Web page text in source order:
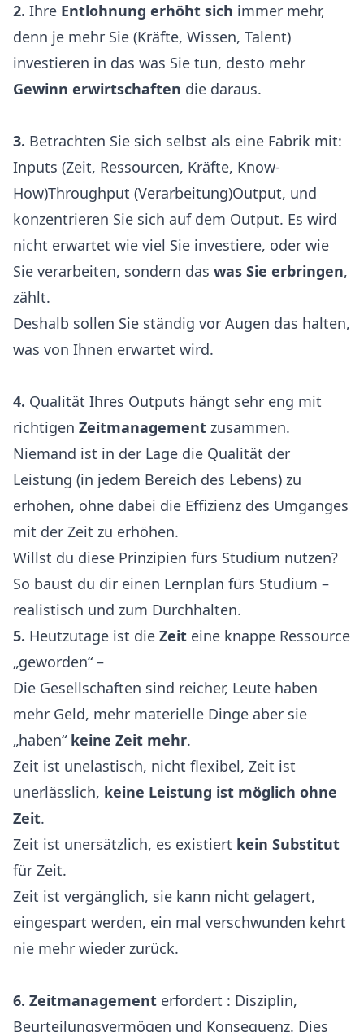
2. Ihre Entlohnung erhöht sich immer mehr,
denn je mehr Sie (Kräfte, Wissen, Talent)
investieren in das was Sie tun, desto mehr
Gewinn erwirtschaften die daraus.
3. Betrachten Sie sich selbst als eine Fabrik mit:
Inputs (Zeit, Ressourcen, Kräfte, Know-
How)Throughput (Verarbeitung)Output, und
konzentrieren Sie sich auf dem Output. Es wird
nicht erwartet wie viel Sie investiere, oder wie
Sie verarbeiten, sondern das was Sie erbringen,
zählt.
Deshalb sollen Sie ständig vor Augen das halten,
was von Ihnen erwartet wird.
4. Qualität Ihres Outputs hängt sehr eng mit
richtigen Zeitmanagement zusammen.
Niemand ist in der Lage die Qualität der
Leistung (in jedem Bereich des Lebens) zu
erhöhen, ohne dabei die Effizienz des Umganges
mit der Zeit zu erhöhen.
Willst du diese Prinzipien fürs Studium nutzen?
So baust du dir einen Lernplan fürs Studium –
realistisch und zum Durchhalten.
5. Heutzutage ist die Zeit eine knappe Ressource
„geworden“ –
Die Gesellschaften sind reicher, Leute haben
mehr Geld, mehr materielle Dinge aber sie
„haben“ keine Zeit mehr.
Zeit ist unelastisch, nicht flexibel, Zeit ist
unerlässlich, keine Leistung ist möglich ohne
Zeit.
Zeit ist unersätzlich, es existiert kein Substitut
für Zeit.
Zeit ist vergänglich, sie kann nicht gelagert,
eingespart werden, ein mal verschwunden kehrt
nie mehr wieder zurück.
6. Zeitmanagement erfordert : Disziplin,
Beurteilungsvermögen und Konsequenz. Dies